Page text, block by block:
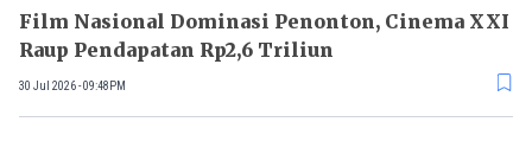
Film Nasional Dominasi Penonton, Cinema XXI
Raup Pendapatan Rp2,6 Triliun
30 Jul 2026 - 09:48PM